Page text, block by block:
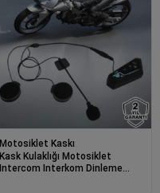
Motosiklet Kaskı
Kask Kulaklığı Motosiklet
Intercom Interkom Dinleme